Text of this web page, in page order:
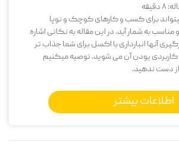
8دقیقه
برای کسب و کارهای کوچک و نوپا
به شمار آید. در این مقاله به نکاتی اشاره
آنها انبارداری با اکسل برای شما جذاب تر
یودن آن می شوید. توصیه میکنیم
از دست ندهید.
اطلاعات بیشتر